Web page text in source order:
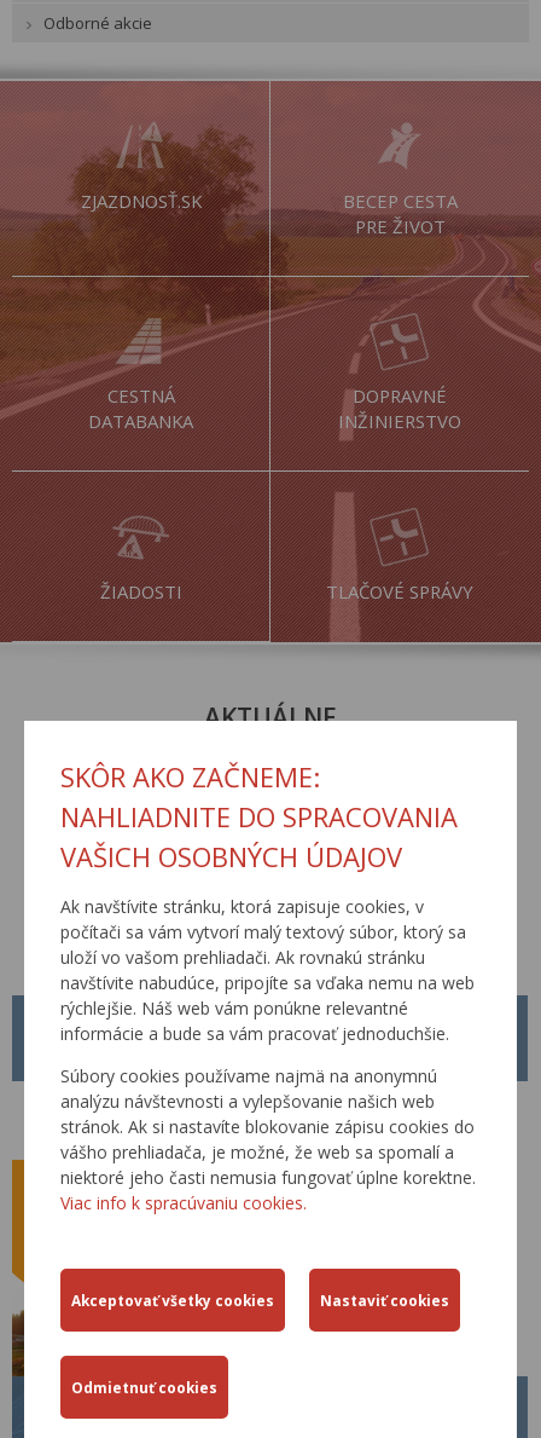
SKÔR AKO ZAČNEME:
NAHLIADNITE DO SPRACOVANIA
VAŠICH OSOBNÝCH ÚDAJOV
Ak navštívite stránku, ktorá zapisuje cookies, v
počítači sa vám vytvorí malý textový súbor, ktorý sa
uloží vo vašom prehliadači. Ak rovnakú stránku
navštívite nabudúce, pripojíte sa vďaka nemu na web
rýchlejšie. Náš web vám ponúkne relevantné
informácie a bude sa vám pracovať jednoduchšie.
Súbory cookies používame najmä na anonymnú
analýzu návštevnosti a vylepšovanie našich web
stránok. Ak si nastavíte blokovanie zápisu cookies do
vášho prehliadača, je možné, že web sa spomalí a
niektoré jeho časti nemusia fungovať úplne korektne.
Viac info k spracúvaniu cookies.
Odborné akcie
ZJAZDNOSŤ.SK
BECEP CESTA
PRE ŽIVOT
CESTNÁ
DATABANKA
DOPRAVNÉ
INŽINIERSTVO
ŽIADOSTI TLAČOVÉ SPRÁVY
AKTUÁLNE
METODICKÝ POKYN MP Č. 1/2026
Od 01.04.2026 je platný nový Metodický pokyn MP č. 1/2026 pre
tvorbu, schvaľovanie a zverejňovanie Technických predpisov rezortu
Ministerstva dopravy Slovenskej republiky.